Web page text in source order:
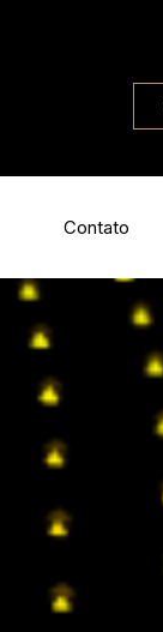
Contato